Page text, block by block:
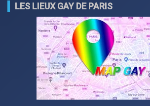
LES LIEUX GAY DE PARIS